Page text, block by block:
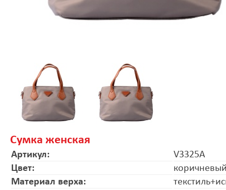
Сумка женская
Артикул:
V3325A
Цвет:
Материал верха: